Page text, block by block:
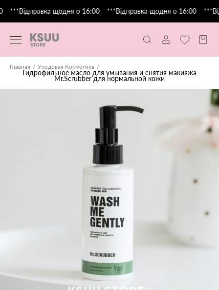
***Відправка щодня о 16:00 ***Відправка щодня о 16:00
Главная Уходовая Косметика
Гидрофильное масло для умывания и снятия макияжа
Mr.Scrubber для нормальной кожи